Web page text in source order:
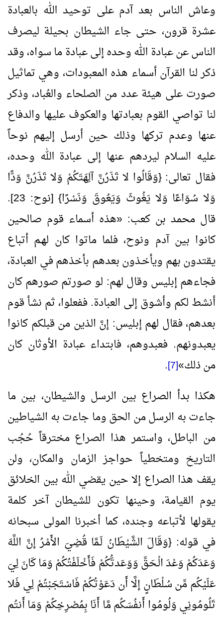
وعاش الناس بعد آدم على توحيد الله بالعبادة
عشرة قرون، حتى جاء الشيطان بحيلة ليصرف
الناس عن عبادة الله وحده إلى عبادة ما سواه، وقد
ذكر لنا القرآن أسماء هذه المعبودات، وهي تماثيل
صورت على هيئة عدد من الصلحاء والعُباد، وذكر
لنا تواصي القوم بعبادتها والعكوف عليها والدفاع
عنها وعدم تركها وذلك حين أرسل إليهم نوحاً
عليه السلام ليردهم عنها إلى عبادة الله وحده،
فقال تعالى: {وَقَالُوا لا تَذَرُنَّ آلِهَتَكُمْ وَلا تَذَرُنَّ وَدًّا
وَلا سُوَاعًا وَلا يَغُوثَ وَيَعُوقَ وَنَسْرًا} [نوح: 23
].
قال محمد بن كعب: «هذه أسماء قوم صالحين
كانوا بين آدم ونوح، فلما ماتوا كان لهـم أتباع
يقتدون بهم ويأخـذون بعدهم بأخذهم في العبادة،
فجاءهم إبليس وقال لهم: لو صورتم صورهم كان
أنشط لكم وأشوق إلى العبادة. ففعلوا، ثم نشأ قوم
بعدهم، فقال لهم إبليس: إنَّ الذين من قبلكم كانوا
يعبدونهم. فعبدوهم، فابتداء عبادة الأوثان كان
من ذلك»
[7]
.
هكذا بدأ الصراع بين الرسل والشيطان، بين ما
جاءت به الرسل من الحق وما جاءت به الشياطين
من الباطل، واستمر هذا الصراع مخترقاً حُجُب
التاريخ ومتخطياً حواجز الزمان والمكان، ولن
يقف هذا الصراع إلا حين يقضي الله بين الخلائق
يوم القيامة، وحينها تكون للشيطان آخر كلمة
يقولها لأتباعه وجنده، كما أخبرنا المولى سبحانه
في قوله: {وَقَالَ الشَّيْطَانُ لَـمَّا قُضِيَ الأَمْرُ إنَّ اللَّهَ
وَعَدَكُمْ وَعْدَ الْـحَقِّ وَوَعَدتُّكُمْ فَأَخْلَفْتُكُمْ وَمَا كَانَ لِيَ
عَلَيْكُم مِّن سُلْطَانٍ إلَّا أَن دَعَوْتُكُمْ فَاسْتَجَبْتُمْ لِي فَلا
تَلُومُونِي وَلُومُوا أَنفُسَكُم مَّا أَنَا بِمُصْرِخِكُمْ وَمَا أَنتُم